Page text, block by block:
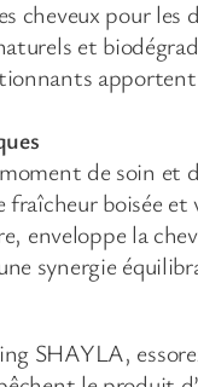
cheveux pour
et
de soin et
fraîcheur boisée
enveloppe la
synergie
SHAYLA,